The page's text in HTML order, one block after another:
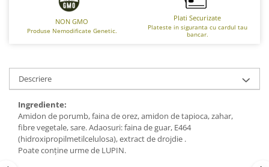
NON GMO
Produse Nemodificate Genetic.
Plati Securizate
Plateste in siguranta cu cardul tau
bancar.
Descriere
Ingrediente:
Amidon de porumb, faina de orez, amidon de tapioca, zahar,
fibre vegetale, sare. Adaosuri: faina de guar, E464
(hidroxipropilmetilcelulosa), extract de drojdie .
Poate conţine urme de LUPIN.